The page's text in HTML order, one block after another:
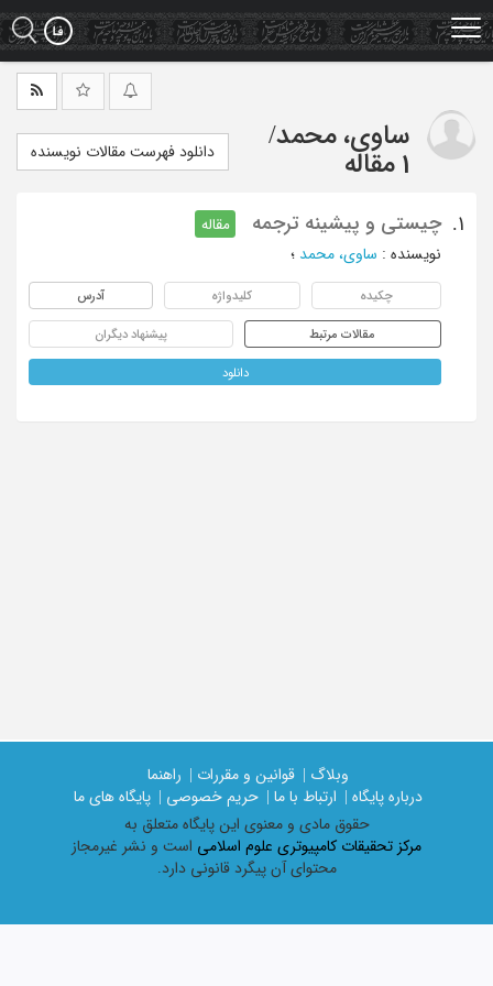
Skip
to
main
ساوی، محمد/
1 مقاله
دانلود فهرست مقالات نویسنده
1. چیستی و پیشینه ترجمه
مقاله
نویسنده : ساوی، محمد ؛
چکیده کلیدواژه آدرس
مقالات مرتبط پیشنهاد دیگران
دانلود
وبلاگ | قوانین و مقررات |
راهنما
درباره پایگاه |
ارتباط با ما | حریم خصوصی |
پایگاه های ما
حقوق مادی و معنوی اين پايگاه متعلق به
مرکز تحقیقات کامپیوتری علوم اسلامی است و نشر غیرمجاز
محتوای آن پیگرد قانونی دارد.